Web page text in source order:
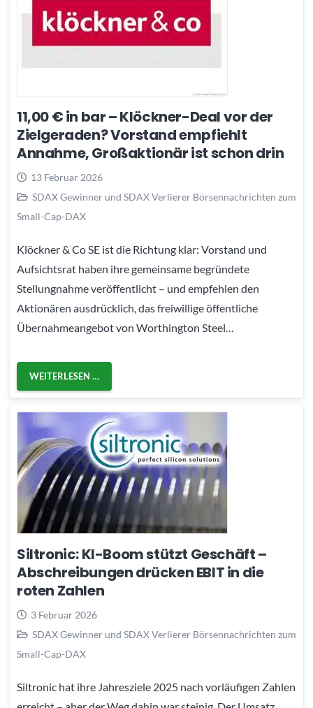
11,00 € in bar – Klöckner-Deal vor der
Zielgeraden? Vorstand empfiehlt
Annahme, Großaktionär ist schon drin
13 Februar 2026
SDAX Gewinner und SDAX Verlierer Börsennachrichten zum
Small-Cap-DAX
Klöckner & Co SE ist die Richtung klar: Vorstand und
Aufsichtsrat haben ihre gemeinsame begründete
Stellungnahme veröffentlicht – und empfehlen den
Aktionären ausdrücklich, das freiwillige öffentliche
Übernahmeangebot von Worthington Steel…
WEITERLESEN …
Siltronic: KI-Boom stützt Geschäft –
Abschreibungen drücken EBIT in die
roten Zahlen
3 Februar 2026
SDAX Gewinner und SDAX Verlierer Börsennachrichten zum
Small-Cap-DAX
Siltronic hat ihre Jahresziele 2025 nach vorläufigen Zahlen